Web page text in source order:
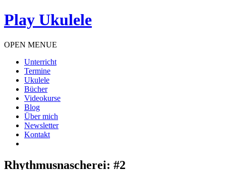
Play Ukulele
OPEN MENUE
Unterricht
Termine
Ukulele
Bücher
Videokurse
Blog
Über mich
Newsletter
Kontakt
Rhythmusnascherei: #2